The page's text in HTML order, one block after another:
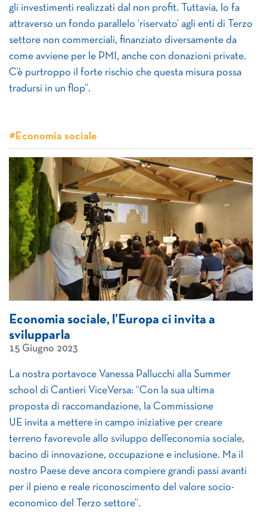
gli investimenti realizzati dal non profit. Tuttavia, lo fa
attraverso un fondo parallelo ‘riservato’ agli enti di Terzo
settore non commerciali, finanziato diversamente da
come avviene per le PMI, anche con donazioni private.
C’è purtroppo il forte rischio che questa misura possa
tradursi in un flop”.
#Economia sociale
Economia sociale, l’Europa ci invita a
svilupparla
15 Giugno 2023
La nostra portavoce Vanessa Pallucchi alla Summer
school di Cantieri ViceVersa: “Con la sua ultima
proposta di raccomandazione, la Commissione
UE invita a mettere in campo iniziative per creare
terreno favorevole allo sviluppo dell’economia sociale,
bacino di innovazione, occupazione e inclusione. Ma il
nostro Paese deve ancora compiere grandi passi avanti
per il pieno e reale riconoscimento del valore socio-
economico del Terzo settore”.